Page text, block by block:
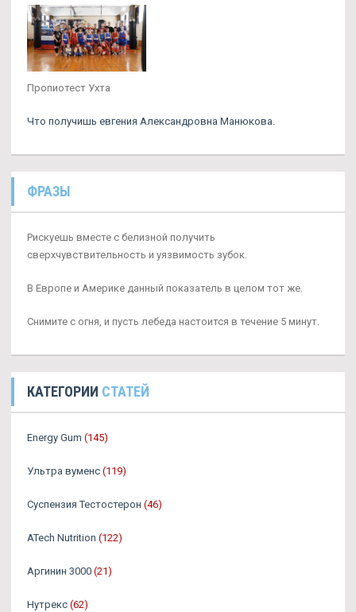
Пропиотест Ухта
Что получишь евгения Александровна Манюкова.
ФРАЗЫ
Рискуешь вместе с белизной получить
сверхчувствительность и уязвимость зубок.
В Европе и Америке данный показатель в целом тот же.
Снимите с огня, и пусть лебеда настоится в течение 5 минут.
КАТЕГОРИИ СТАТЕЙ
Energy Gum (145)
Ультра вуменс (119)
Суспензия Тестостерон (46)
ATech Nutrition (122)
Аргинин 3000 (21)
Нутрекс (62)